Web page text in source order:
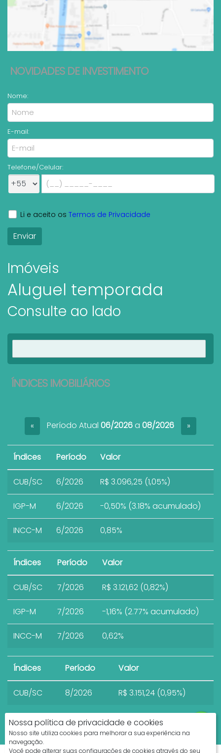
Nossa política de privacidade e cookies
Nosso site utiliza cookies para melhorar a sua experiência na
navegação.
Você pode alterar suas configurações de cookies através do seu
NOVIDADES DE INVESTIMENTO
Nome:
E-mail:
Telefone/Celular:
Li e aceito os Termos de Privacidade
Imóveis
Aluguel temporada
Consulte ao lado
ÍNDICES IMOBILIÁRIOS
« Período Atual 06/2026a 08/2026 »
Índices Período Valor
CUB/SC 6/2026 R$ 3.096,25 (1,05%)
IGP-M 6/2026 -0,50% (3.18% acumulado)
INCC-M 6/2026 0,85%
Índices Período Valor
CUB/SC 7/2026 R$ 3.121,62 (0,82%)
IGP-M 7/2026 -1,16% (2.77% acumulado)
INCC-M 7/2026 0,62%
Índices Período Valor
CUB/SC 8/2026 R$ 3.151,24 (0,95%)